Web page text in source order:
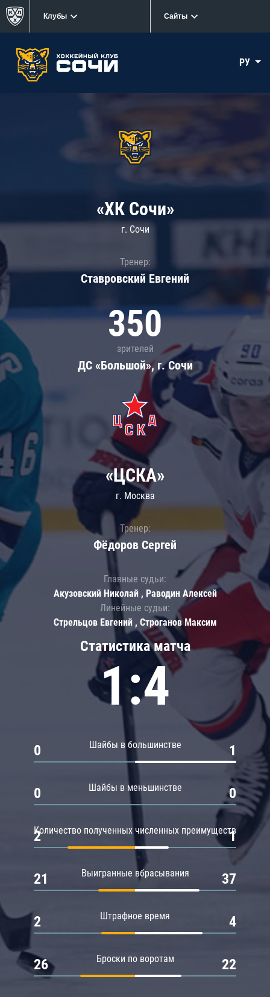
Клубы Сайты
РУ
«ХК Сочи»
г. Сочи
Тренер:
Ставровский Евгений
350
зрителей
ДС «Большой», г. Сочи
Статистика матча
1:4
Шайбы в большинстве
0 1
Шайбы в меньшинстве
0 0
Количество полученных численных преимуществ
2 1
Выигранные вбрасывания
21 37
Штрафное время
2 4
Броски по воротам
26 22
«ЦСКА»
г. Москва
Тренер:
Фёдоров Сергей
Главные судьи:
Акузовский Николай , Раводин Алексей
Линейные судьи:
Стрельцов Евгений , Строганов Максим